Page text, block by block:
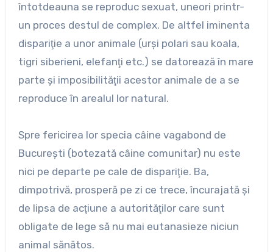
întotdeauna se reproduc sexuat, uneori printr-
un proces destul de complex. De altfel iminenta
dispariţie a unor animale (urşi polari sau koala,
tigri siberieni, elefanţi etc.) se datorează în mare
parte şi imposibilităţii acestor animale de a se
reproduce în arealul lor natural.
Spre fericirea lor specia câine vagabond de
Bucureşti (botezată câine comunitar) nu este
nici pe departe pe cale de dispariţie. Ba,
dimpotrivă, prosperă pe zi ce trece, încurajată şi
de lipsa de acţiune a autorităţilor care sunt
obligate de lege să nu mai eutanasieze niciun
animal sănătos.